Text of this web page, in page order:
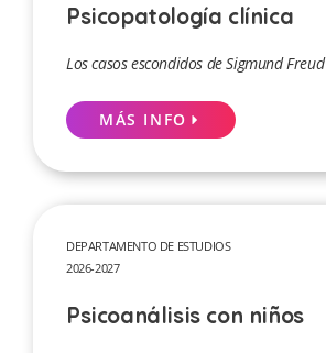
Psicopatología clínica
Los casos escondidos de Sigmund Freud
MÁS INFO
DEPARTAMENTO DE ESTUDIOS
2026-2027
Psicoanálisis con niños